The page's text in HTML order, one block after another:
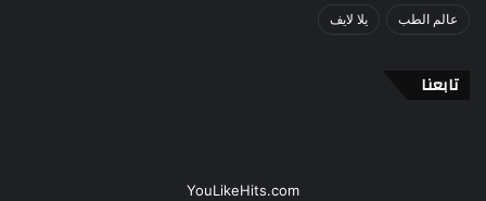
عالم الطب يلا لايف
تابعنا
YouLikeHits.com